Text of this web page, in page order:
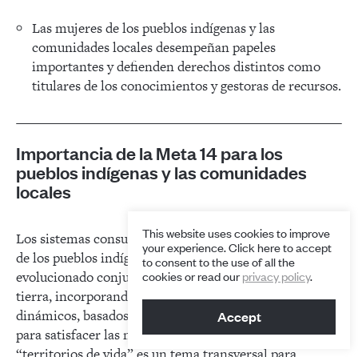
Las mujeres de los pueblos indígenas y las
comunidades locales desempeñan papeles
importantes y defienden derechos distintos como
titulares de los conocimientos y gestoras de recursos.
Importancia de la Meta 14 para los
pueblos indígenas y las comunidades
locales
Los sistemas consuetudinarios de tenencia de la tierra
de los pueblos indígenas y las comunidades locales han
evolucionado conjuntamente en todas los biomas de la
tierra, incorporando sistemas de manejo de recursos
dinámicos, basados en los ecosistemas y en la cultura,
para satisfacer las necesidades humanas. Asegurar estos
This website uses cookies to improve
your experience. Click here to accept
to consent to the use of all the
cookies or read ourprivacy policy.
Accept